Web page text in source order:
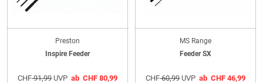
Preston
Inspire Feeder
CHF91,99 UVP ab CHF 80,99
MS Range
Feeder SX
CHF60,99 UVP ab CHF 46,99